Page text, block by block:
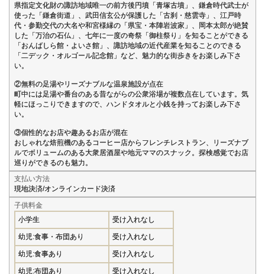
県指定文化財の諏訪地域唯一の前方後円墳「青塚古墳」、鎌倉時代武士が
使った「鎌倉街道」、武田信玄公が保護した「古刹・慈雲寺」、江戸時
代・参勤交代の大名や和宮様縁の「県宝・本陣岩波家」、岡本太郎が絶賛
した「万治の石仏」、七年に一度の奇祭「御柱祭り」を知ることができる
「おんばしら館・よいさ館」、諏訪地域の近代産業を知ることのできる
「二デック・オルゴール記念館」など、魅力的な街歩きをお楽しみ下さ
い。
②無料の足湯やリーズナブルな温泉施設が点在
町中には足湯や番台のある昔ながらの公衆浴場が複数点在しています。気
軽にほっこりできますので、ハンドタオルと小銭を持ってお楽しみ下さ
い。
③個性的なお店や趣あるお店が混在
おしゃれな焙煎機のあるコーヒー店からフレンチレストラン、リーズナブ
ルでボリュームのある大衆居酒屋や地元ママのスナック。探検感覚でお店
巡りができるのも魅力。
支払い方法
現地決済/オンラインカード決済
子供料金
小学生
受け入れなし
幼児:食事・布団あり 受け入れなし
幼児:食事あり 受け入れなし
幼児:布団あり 受け入れなし